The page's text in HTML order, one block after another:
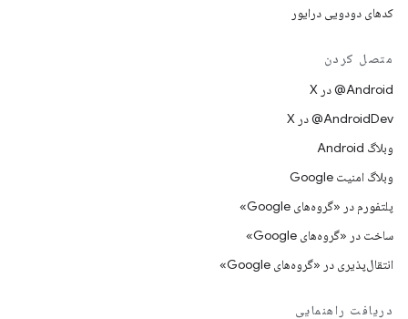
کدهای دودویی درایور
متصل کردن
‫‎@Android در X
‫‎@AndroidDev در X
وبلاگ Android
وبلاگ امنیت Google
پلتفورم در «گروه‌های Google»
ساخت در «گروه‌های Google»
انتقال‌پذیری در «گروه‌های Google»
دریافت راهنمایی